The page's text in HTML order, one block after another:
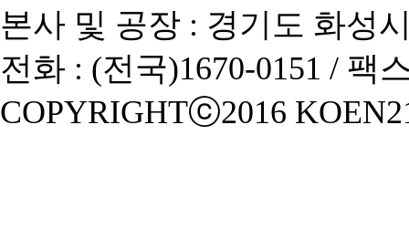
본사 및 공장 : 경기도 화성
전화 : (전국)1670-0151 / 팩
COPYRIGHTⓒ2016